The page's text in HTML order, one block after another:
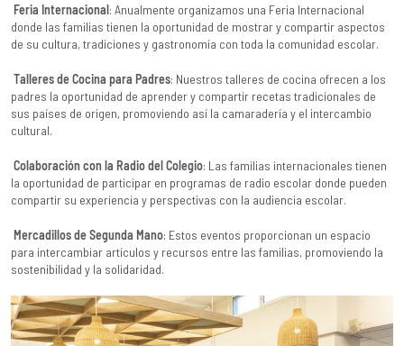
Feria Internacional: Anualmente organizamos una Feria Internacional
donde las familias tienen la oportunidad de mostrar y compartir aspectos
de su cultura, tradiciones y gastronomía con toda la comunidad escolar.
Talleres de Cocina para Padres: Nuestros talleres de cocina ofrecen a los
padres la oportunidad de aprender y compartir recetas tradicionales de
sus países de origen, promoviendo así la camaradería y el intercambio
cultural.
Colaboración con la Radio del Colegio: Las familias internacionales tienen
la oportunidad de participar en programas de radio escolar donde pueden
compartir su experiencia y perspectivas con la audiencia escolar.
Mercadillos de Segunda Mano: Estos eventos proporcionan un espacio
para intercambiar artículos y recursos entre las familias, promoviendo la
sostenibilidad y la solidaridad.